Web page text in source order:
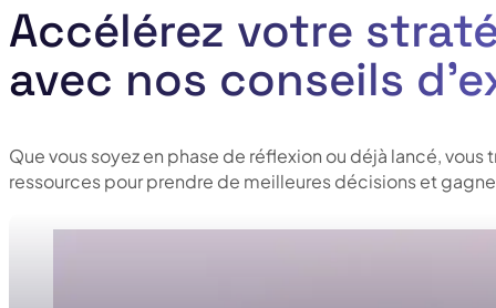
Accélérez votre
avec nos conseils
Que vous soyez en phase de réflexion ou déjà lancé, vous
ressources pour prendre de meilleures décisions et